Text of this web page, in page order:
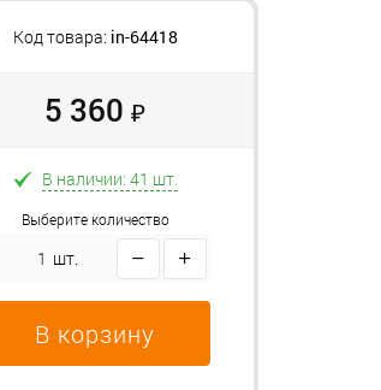
Код товара: in-64418
5 360 ₽
В наличии: 41 шт.
Выберите количество
шт.
В корзину